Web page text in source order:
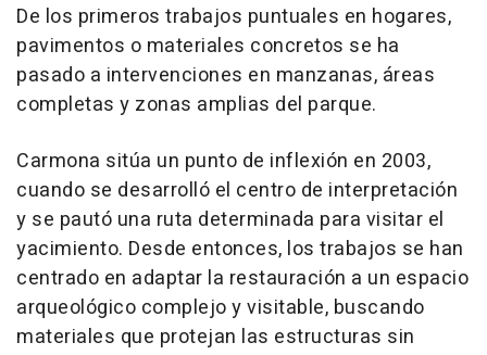
De los primeros trabajos puntuales en hogares,
pavimentos o materiales concretos se ha
pasado a intervenciones en manzanas, áreas
completas y zonas amplias del parque.
Carmona sitúa un punto de inflexión en 2003,
cuando se desarrolló el centro de interpretación
y se pautó una ruta determinada para visitar el
yacimiento. Desde entonces, los trabajos se han
centrado en adaptar la restauración a un espacio
arqueológico complejo y visitable, buscando
materiales que protejan las estructuras sin